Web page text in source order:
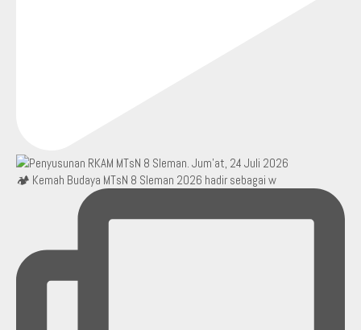
🏕️ Kemah Budaya MTsN 8 Sleman 2026 hadir sebagai w